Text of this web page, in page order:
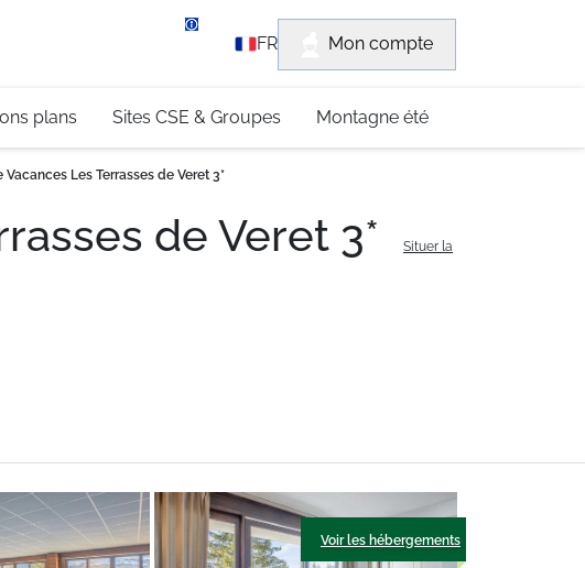
+33 (0)4 79 96 30 69
FR Mon compte
plans Sites CSE & Groupes Montagne été
Les Terrasses de Veret 3*
de Veret 3*
Situer la
Voir les hébergements